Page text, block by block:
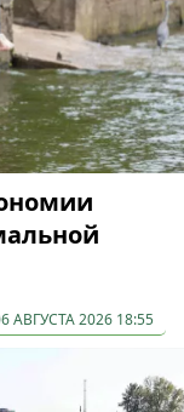
АВГУСТА 2026 18:55